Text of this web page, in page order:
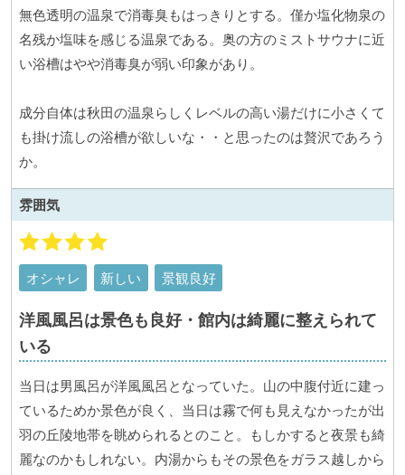
無色透明の温泉で消毒臭もはっきりとする。僅か塩化物泉の
名残か塩味を感じる温泉である。奥の方のミストサウナに近
い浴槽はやや消毒臭が弱い印象があり。
成分自体は秋田の温泉らしくレベルの高い湯だけに小さくて
も掛け流しの浴槽が欲しいな・・と思ったのは贅沢であろう
か。
雰囲気
オシャレ 新しい 景観良好
洋風風呂は景色も良好・館内は綺麗に整えられて
いる
当日は男風呂が洋風風呂となっていた。山の中腹付近に建っ
ているためか景色が良く、当日は霧で何も見えなかったが出
羽の丘陵地帯を眺められるとのこと。もしかすると夜景も綺
麗なのかもしれない。内湯からもその景色をガラス越しから